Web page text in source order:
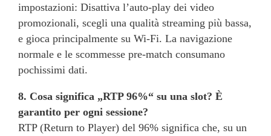
impostazioni: Disattiva l’auto-play dei video
promozionali, scegli una qualità streaming più bassa,
e gioca principalmente su Wi-Fi. La navigazione
normale e le scommesse pre-match consumano
pochissimi dati.
8. Cosa significa „RTP 96%“ su una slot? È
garantito per ogni sessione?
RTP (Return to Player) del 96% significa che, su un